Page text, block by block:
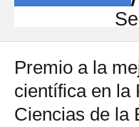
INVESTIGACIÓN
INTERNACIONAL
Directorio FCCE
Premio a la
científica en la
Ciencias de la